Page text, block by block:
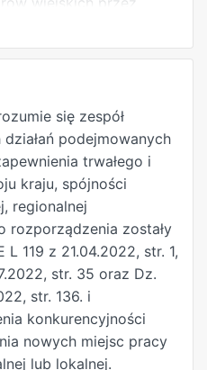
na rzecz Rozwoju
i uchylającym
nr 1698/2005 (Dz.
str. 487, z późn.
rozwoju
strategicznego dla
którym mowa w
Europejskiego i Rady
2021 r.
dotyczące wsparcia
rządzanych przez
ramach wspólnej
WPR) i
Funduszu
i z Europejskiego
Rozwoju Obszarów
się zespół
podejmowanych
trwałego i
kraju, spójności
regionalnej
rozporządzenia zostały
119 z 21.04.2022, str. 1,
str. 35 oraz Dz.
str. 136. i
konkurencyjności
nowych miejsc pracy
lub lokalnej.